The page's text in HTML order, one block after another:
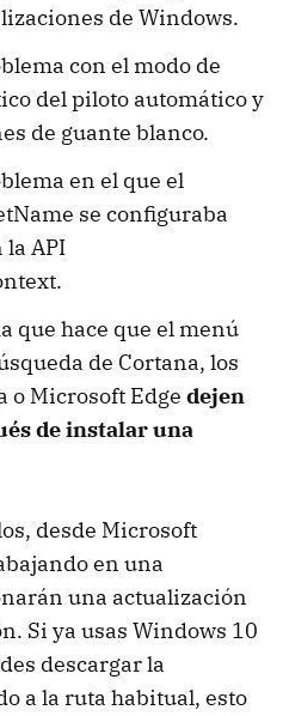
de Windows.
con el modo de
del piloto automático y
de guante blanco.
en el que el
se configuraba
API
que hace que el menú
de Cortana, los
o Microsoft Edge dejen
de instalar una
desde Microsoft
en una
una actualización
Si ya usas Windows 10
descargar la
a la ruta habitual, esto